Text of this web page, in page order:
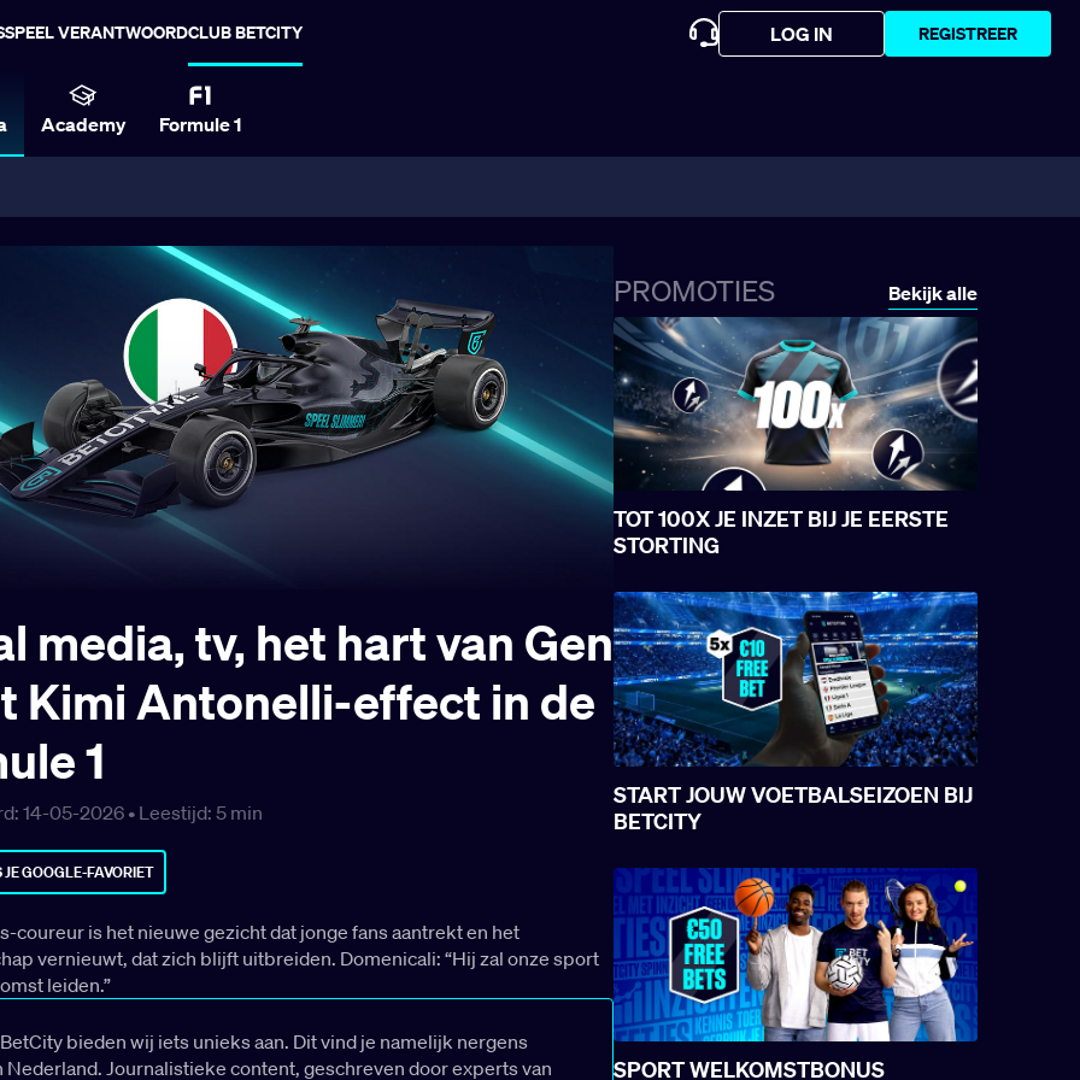
SPEEL VERANTWOORDCLUB BETCITY LOG IN REGISTREER
Academy Formule 1
media, tv, het hart van Gen
Kimi Antonelli-effect in de
1
14-05-2026 • Leestijd: 5min
GOOGLE-FAVORIET
coureur is het nieuwe gezicht dat jonge fans aantrekt en het
vernieuwt, dat zich blijft uitbreiden. Domenicali: “Hij zal onze sport
leiden.”
bieden wij iets unieks aan. Dit vind je namelijk nergens
Nederland. Journalistieke content, geschreven door experts van
PROMOTIES Bekijk alle
TOT 100X JE INZET BIJ JE EERSTE
STORTING
START JOUW VOETBALSEIZOEN BIJ
BETCITY
SPORT WELKOMSTBONUS